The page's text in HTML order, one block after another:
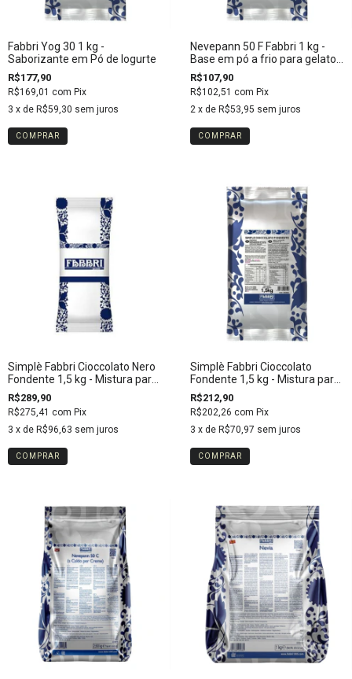
Fabbri Yog 30 1 kg -
Saborizante em Pó de Iogurte
R$177,90
R$169,01 com Pix
3 x de R$59,30 sem juros
Nevepann 50 F Fabbri 1 kg -
Base em pó a frio para gelatos
e sorvetes
R$107,90
R$102,51 com Pix
2 x de R$53,95 sem juros
Simplè Fabbri Cioccolato Nero
Fondente 1,5 kg - Mistura para
gelato de chocolate extra black
R$289,90
R$275,41 com Pix
3 x de R$96,63 sem juros
Simplè Fabbri Cioccolato
Fondente 1,5 kg - Mistura para
gelato italiano de chocolate
R$212,90
R$202,26 com Pix
3 x de R$70,97 sem juros